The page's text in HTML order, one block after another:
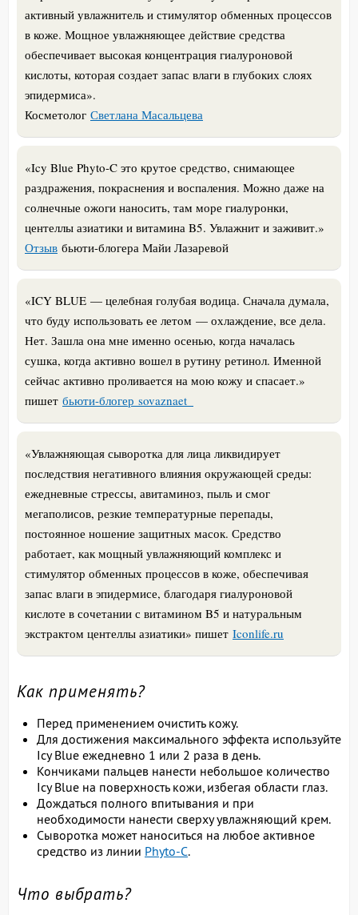
активный увлажнитель и стимулятор обменных процессов
в коже. Мощное увлажняющее действие средства
обеспечивает высокая концентрация гиалуроновой
кислоты, которая создает запас влаги в глубоких слоях
эпидермиса».
Косметолог Светлана Масальцева
«Icy Blue Phyto-C это крутое средство, снимающее
раздражения, покраснения и воспаления. Можно даже на
солнечные ожоги наносить, там море гиалуронки,
центеллы азиатики и витамина B5. Увлажнит и заживит.»
Отзыв бьюти-блогера Майи Лазаревой
«ICY BLUE — целебная голубая водица. Сначала думала,
что буду использовать ее летом — охлаждение, все дела.
Нет. Зашла она мне именно осенью, когда началась
сушка, когда активно вошел в рутину ретинол. Именной
сейчас активно проливается на мою кожу и спасает.»
пишет бьюти-блогер sovaznaet_
«Увлажняющая сыворотка для лица ликвидирует
последствия негативного влияния окружающей среды:
ежедневные стрессы, авитаминоз, пыль и смог
мегаполисов, резкие температурные перепады,
постоянное ношение защитных масок. Средство
работает, как мощный увлажняющий комплекс и
стимулятор обменных процессов в коже, обеспечивая
запас влаги в эпидермисе, благодаря гиалуроновой
кислоте в сочетании с витамином B5 и натуральным
экстрактом центеллы азиатики» пишет Iconlife.ru
Как применять?
Перед применением очистить кожу.
Для достижения максимального эффекта используйте
Icy Blue ежедневно 1 или 2 раза в день.
Кончиками пальцев нанести небольшое количество
Icy Blue на поверхность кожи, избегая области глаз.
Дождаться полного впитывания и при
необходимости нанести сверху увлажняющий крем.
Сыворотка может наноситься на любое активное
средство из линии Phyto-C.
Что выбрать?